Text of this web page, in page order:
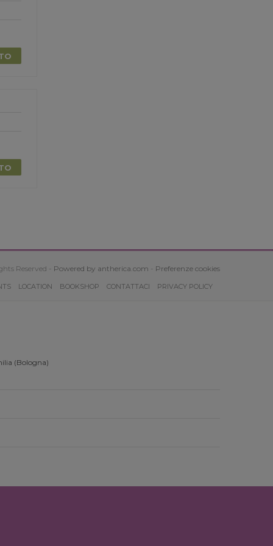
Reserved - Powered by antherica.com - Preferenze cookies
LOCATION BOOKSHOP CONTATTACI PRIVACY POLICY
(Bologna)